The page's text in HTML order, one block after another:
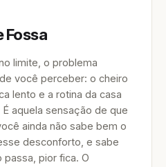
Fossa
limite, o problema
você perceber: o cheiro
lento e a rotina da casa
aquela sensação de que
ainda não sabe bem o
desconforto, e sabe
pior fica. O